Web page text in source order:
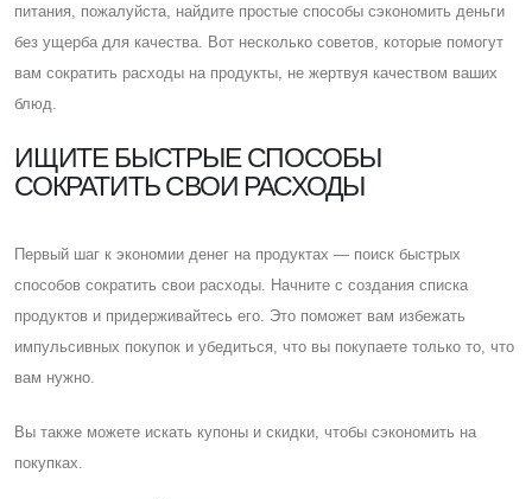
питания, пожалуйста, найдите простые способы сэкономить деньги
без ущерба для качества. Вот несколько советов, которые помогут
вам сократить расходы на продукты, не жертвуя качеством ваших
блюд.
ИЩИТЕ БЫСТРЫЕ СПОСОБЫ
СОКРАТИТЬ СВОИ РАСХОДЫ
Первый шаг к экономии денег на продуктах — поиск быстрых
способов сократить свои расходы. Начните с создания списка
продуктов и придерживайтесь его. Это поможет вам избежать
импульсивных покупок и убедиться, что вы покупаете только то, что
вам нужно.
Вы также можете искать купоны и скидки, чтобы сэкономить на
покупках.